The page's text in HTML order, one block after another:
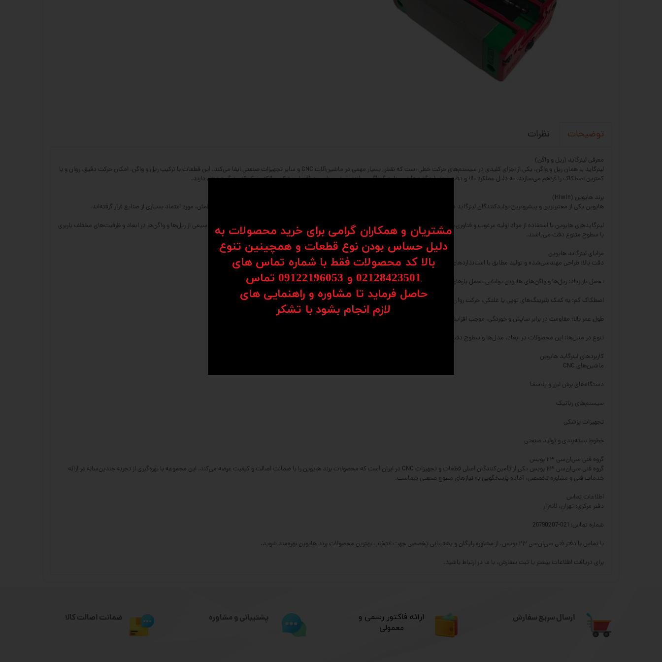
توضیحات نظرات
معرفی لینرگاید (ریل و واگن)
لینرگاید یا همان ریل و واگن، یکی از اجزای کلیدی در سیستم‌های حرکت خطی است که نقش بسیار مهمی در ماشین‌آلات CNC و سایر تجهیزات صنعتی ایفا می‌کند. این قطعات با ترکیب ریل و واگن، امکان حرکت دقیق، روان و با
کمترین اصطکاک را فراهم می‌سازند. به دلیل عملکرد بالا و دقت زیاد، لینرگایدها در صنایع گوناگون مانند خودروسازی، هوافضا، پزشکی و الکترونیک کاربرد گسترده‌ای دارند.
برند هایوین (Hiwin)
هایوین یکی از معتبرترین و پیشروترین تولیدکنندگان لینرگاید در جهان به شمار می‌رود. محصولات این برند به دلیل کیفیت ساخت بالا، طول عمر طولانی و عملکرد مطمئن، مورد اعتماد بسیاری از صنایع قرار گرفته‌اند.
لینرگایدهای هایوین با استفاده از مواد اولیه مرغوب و فناوری‌های پیشرفته تولید شده‌اند و پاسخگوی نیازهای مختلف صنعتی هستند. این محصولات شامل طیف وسیعی از ریل‌ها و واگن‌ها در ابعاد و ظرفیت‌های مختلف باربری
با سطوح متنوع دقت می‌باشند.
مزایای لینرگاید هایوین
دقت بالا: طراحی مهندسی‌شده و تولید مطابق با استانداردهای بین‌المللی، دقت حرکتی بسیار بالایی را فراهم می‌کند.
تحمل بار زیاد: ریل‌ها و واگن‌های هایوین توانایی تحمل بارهای سنگین و ضربه‌های مکانیکی را دارند.
اصطکاک کم: به کمک بلبرینگ‌های توپی یا غلتکی، حرکت روان و با حداقل اصطکاک ایجاد می‌شود.
طول عمر بالا: مقاومت در برابر سایش و خوردگی، موجب افزایش عمر مفید قطعات می‌شود.
تنوع در مدل‌ها: این محصولات در ابعاد، مدل‌ها و سطوح دقت مختلف عرضه می‌شوند و برای کاربردهای متنوع قابل انتخاب هستند.
کاربردهای لینرگاید هایوین
ماشین‌های CNC
دستگاه‌های برش لیزر و پلاسما
سیستم‌های رباتیک
تجهیزات پزشکی
خطوط بسته‌بندی و تولید صنعتی
گروه فنی سی‌ان‌سی ۲۳ بویس
گروه فنی سی‌ان‌سی ۲۳ بویس یکی از تأمین‌کنندگان اصلی قطعات و تجهیزات CNC در ایران است که محصولات برند هایوین را با ضمانت اصالت و کیفیت عرضه می‌کند. این مجموعه با بهره‌گیری از تجربه چندین‌ساله در ارائه
خدمات فنی و مشاوره تخصصی، آماده پاسخگویی به نیازهای متنوع صنعتی شماست.
اطلاعات تماس
دفتر مرکزی: تهران، لاله‌زار
شماره تماس: 021-26790207
با تماس با دفتر فنی سی‌ان‌سی ۲۳ بویس، از مشاوره رایگان و پشتیبانی تخصصی جهت انتخاب بهترین محصولات برند هایوین بهره‌مند شوید.
برای دریافت اطلاعات بیشتر یا ثبت سفارش، با ما در ارتباط باشید.
ارسال سریع سفارش
​ارائه فاکتور رسمی و
معمولی
پشتیبانی و مشاوره ضمانت اصالت کالا
​​مشتریان و همکاران گرامی برای خرید محصولات به
دلیل حساس بودن نوع قطعات و همچینین تنوع
بالا کد محصولات فقط با شماره تماس های
02128423501 و 09122196053​​​​​​​ تماس
حاصل فرماید تا مشاوره و راهنمایی های
​​​​​​​لازم انجام بشود با تشکر​​​​​​​